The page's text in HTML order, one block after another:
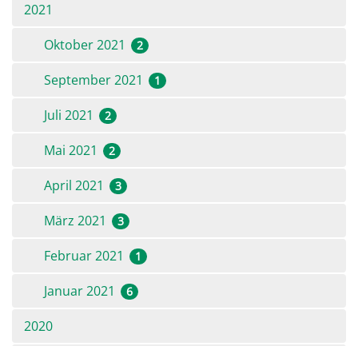
2021
Oktober 2021
2
September 2021 1
Juli 2021 2
Mai 2021 2
April 2021 3
März 2021 3
Februar 2021 1
Januar 2021 6
2020